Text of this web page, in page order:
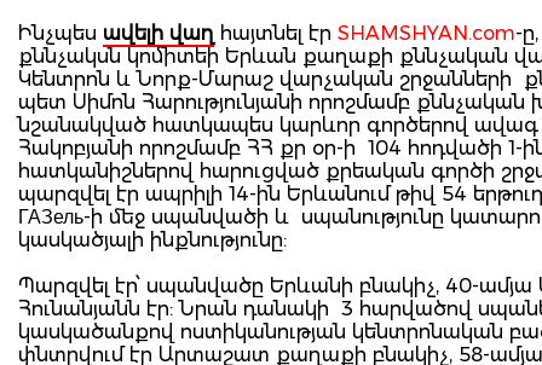
Ինչպես ավելի վաղ հայտնել էր SHAMSHYAN.com-
քննչակսն կոմիտեի Երևան քաղաքի քննչական
Կենտրոն և Նորք-Մարաշ վարչական շրջանների
պետ Սիմոն Հարությունյանի որոշմամբ
նշանակված հատկապես կարևոր գործերով ավագ
Հակոբյանի որոշմամբ ՀՀ քր օր-ի 104 հոդվածի 1-
հատկանիշներով հարուցված քրեական գործի
պարզվել էր ապրիլի 14-ին Երևանում թիվ 54
ГАЗель-ի մեջ սպանվածի և սպանությունը
կասկածյալի ինքնությունը:
Պարզվել էր՝ սպանվածը Երևանի բնակիչ, 40-ամյա
Հունանյանն էր: Նրան դանակի 3 հարվածով
կասկածանքով ոստիկանության կենտրոնական
փնտրվում էր Արտաշատ քաղաքի բնակիչ, 58-